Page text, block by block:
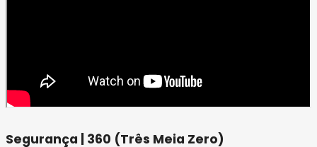
Segurança | 360 (Três Meia Zero)